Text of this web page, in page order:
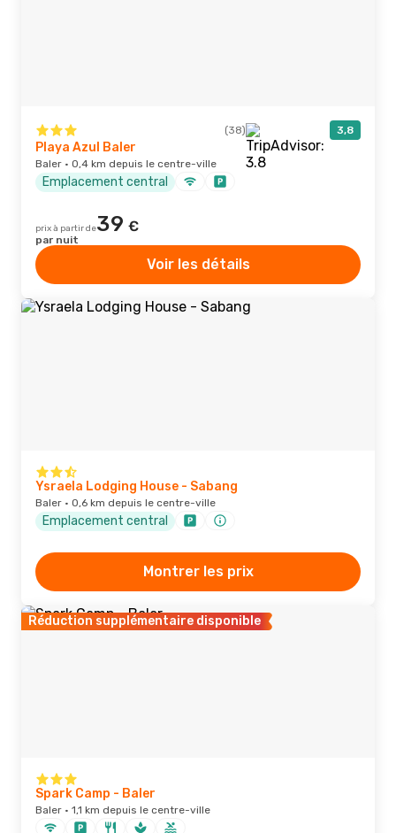
(38) 3,8
Playa Azul Baler
Baler · 0,4 km depuis le centre-ville
Emplacement central
prix à partir de39 €
par nuit
Voir les détails
Ysraela Lodging House - Sabang
Baler · 0,6 km depuis le centre-ville
Emplacement central
Montrer les prix
Réduction supplémentaire disponible
Spark Camp - Baler
Baler · 1,1 km depuis le centre-ville